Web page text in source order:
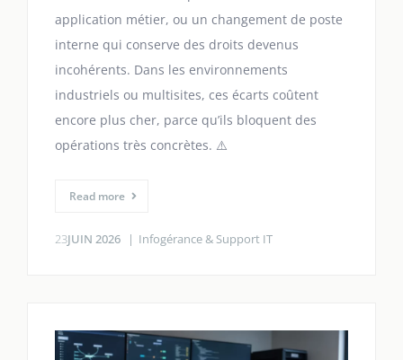
application métier, ou un changement de poste
interne qui conserve des droits devenus
incohérents. Dans les environnements
industriels ou multisites, ces écarts coûtent
encore plus cher, parce qu’ils bloquent des
opérations très concrètes. ⚠️
Read more
23JUIN 2026 Infogérance & Support IT